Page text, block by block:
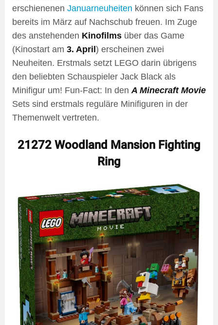
erschienenen Januarneuheiten können sich Fans
bereits im März auf Nachschub freuen. Im Zuge
des anstehenden Kinofilms über das Game
(Kinostart am 3. April) erscheinen zwei
Neuheiten. Erstmals setzt LEGO darin übrigens
den beliebten Schauspieler Jack Black als
Minifigur um! Fun-Fact: In den A Minecraft Movie
Sets sind erstmals reguläre Minifiguren in der
Themenwelt vertreten.
21272 Woodland Mansion Fighting
Ring